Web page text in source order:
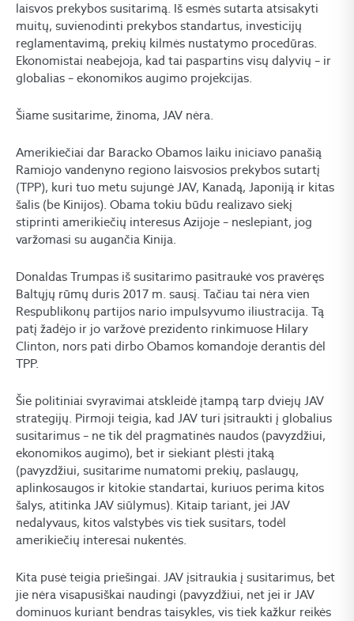
laisvos prekybos susitarimą. Iš esmės sutarta atsisakyti
muitų, suvienodinti prekybos standartus, investicijų
reglamentavimą, prekių kilmės nustatymo procedūras.
Ekonomistai neabejoja, kad tai paspartins visų dalyvių – ir
globalias – ekonomikos augimo projekcijas.
Šiame susitarime, žinoma, JAV nėra.
Amerikiečiai dar Baracko Obamos laiku iniciavo panašią
Ramiojo vandenyno regiono laisvosios prekybos sutartį
(TPP), kuri tuo metu sujungė JAV, Kanadą, Japoniją ir kitas
šalis (be Kinijos). Obama tokiu būdu realizavo siekį
stiprinti amerikiečių interesus Azijoje – neslepiant, jog
varžomasi su augančia Kinija.
Donaldas Trumpas iš susitarimo pasitraukė vos pravėręs
Baltųjų rūmų duris 2017 m. sausį. Tačiau tai nėra vien
Respublikonų partijos nario impulsyvumo iliustracija. Tą
patį žadėjo ir jo varžovė prezidento rinkimuose Hilary
Clinton, nors pati dirbo Obamos komandoje derantis dėl
TPP.
Šie politiniai svyravimai atskleidė įtampą tarp dviejų JAV
strategijų. Pirmoji teigia, kad JAV turi įsitraukti į globalius
susitarimus – ne tik dėl pragmatinės naudos (pavyzdžiui,
ekonomikos augimo), bet ir siekiant plėsti įtaką
(pavyzdžiui, susitarime numatomi prekių, paslaugų,
aplinkosaugos ir kitokie standartai, kuriuos perima kitos
šalys, atitinka JAV siūlymus). Kitaip tariant, jei JAV
nedalyvaus, kitos valstybės vis tiek susitars, todėl
amerikiečių interesai nukentės.
Kita pusė teigia priešingai. JAV įsitraukia į susitarimus, bet
jie nėra visapusiškai naudingi (pavyzdžiui, net jei ir JAV
dominuos kuriant bendras taisykles, vis tiek kažkur reikės